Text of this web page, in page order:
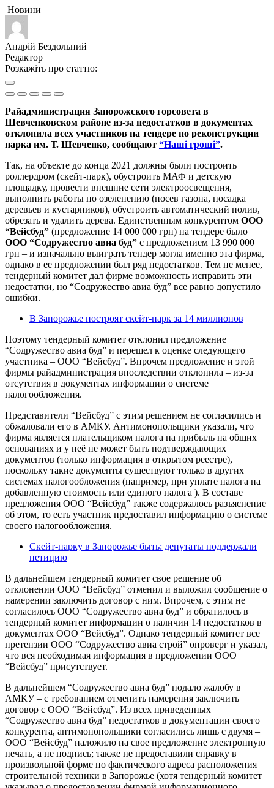
Новини
Андрій Бездольний
Редактор
Розкажіть про статтю:
Райадминистрация Запорожского горсовета в
Шевченковском районе из-за недостатков в документах
отклонила всех участников на тендере по реконструкции
парка им. Т. Шевченко, сообщают “Наші гроші”.
Так, на объекте до конца 2021 должны были построить
роллердром (скейт-парк), обустроить МАФ и детскую
площадку, провести внешние сети электроосвещения,
выполнить работы по озеленению (посев газона, посадка
деревьев и кустарников), обустроить автоматический полив,
обрезать и удалить дерева. Единственным конкурентом ООО
“Вейсбуд” (предложение 14 000 000 грн) на тендере было
ООО “Содружество авиа буд” с предложением 13 990 000
грн – и изначально выиграть тендер могла именно эта фирма,
однако в ее предложении был ряд недостатков. Тем не менее,
тендерный комитет дал фирме возможность исправить эти
недостатки, но “Содружество авиа буд” все равно допустило
ошибки.
В Запорожье построят скейт-парк за 14 миллионов
Поэтому тендерный комитет отклонил предложение
“Содружество авиа буд” и перешел к оценке следующего
участника – ООО “Вейсбуд”. Впрочем предложение и этой
фирмы райадминистрация впоследствии отклонила – из-за
отсутствия в документах информации о системе
налогообложения.
Представители “Вейсбуд” с этим решением не согласились и
обжаловали его в АМКУ. Антимонопольщики указали, что
фирма является плательщиком налога на прибыль на общих
основаниях и у неё не может быть подтверждающих
документов (только информация в открытом реестре),
поскольку такие документы существуют только в других
системах налогообложения (например, при уплате налога на
добавленную стоимость или единого налога ). В составе
предложения ООО “Вейсбуд” также содержалось разъяснение
об этом, то есть участник предоставил информацию о системе
своего налогообложения.
Скейт-парку в Запорожье быть: депутаты поддержали
петицию
В дальнейшем тендерный комитет свое решение об
отклонении ООО “Вейсбуд” отменил и выложил сообщение о
намерении заключить договор с ним. Впрочем, с этим не
согласилось ООО “Содружество авиа буд” и обратилось в
тендерный комитет информации о наличии 14 недостатков в
документах ООО “Вейсбуд”. Однако тендерный комитет все
претензии ООО “Содружество авиа строй” опроверг и указал,
что вся необходимая информация в предложении ООО
“Вейсбуд” присутствует.
В дальнейшем “Содружество авиа буд” подало жалобу в
АМКУ – с требованием отменить намерения заключить
договор с ООО “Вейсбуд”. Из всех приведенных
“Содружество авиа буд” недостатков в документации своего
конкурента, антимонопольщики согласились лишь с двумя –
ООО “Вейсбуд” наложило на свое предложение электронную
печать, а не подпись; также не предоставили справку в
произвольной форме по фактического адреса расположения
строительной техники в Запорожье (хотя тендерный комитет